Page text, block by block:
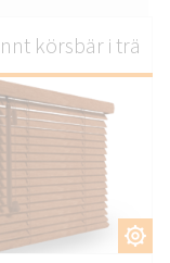
ANPASSA.
körsbär i trä